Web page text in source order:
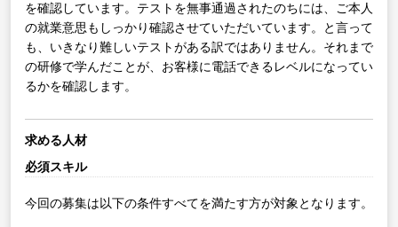
を確認しています。テストを無事通過されたのちには、ご本人
の就業意思もしっかり確認させていただいています。と言って
も、いきなり難しいテストがある訳ではありません。それまで
の研修で学んだことが、お客様に電話できるレベルになってい
るかを確認します。
求める人材
必須スキル
今回の募集は以下の条件すべてを満たす方が対象となります。